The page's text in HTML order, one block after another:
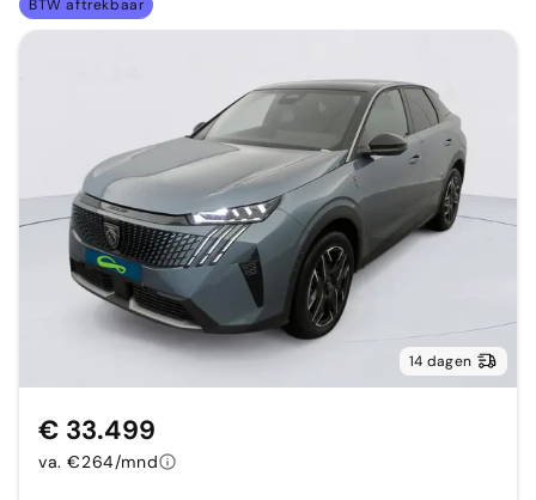
BTW aftrekbaar
14 dagen
€ 33.499
va. €264/mnd